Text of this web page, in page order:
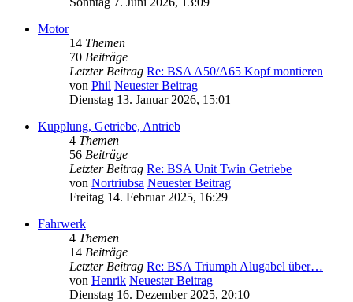
Motor
14 Themen
70 Beiträge
Letzter Beitrag Re: BSA A50/A65 Kopf montieren
von Phil Neuester Beitrag
Dienstag 13. Januar 2026, 15:01
Kupplung, Getriebe, Antrieb
4 Themen
56 Beiträge
Letzter Beitrag Re: BSA Unit Twin Getriebe
von Nortriubsa Neuester Beitrag
Freitag 14. Februar 2025, 16:29
Fahrwerk
4 Themen
14 Beiträge
Letzter Beitrag Re: BSA Triumph Alugabel über…
von Henrik Neuester Beitrag
Dienstag 16. Dezember 2025, 20:10